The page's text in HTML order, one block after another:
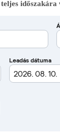
időszakára